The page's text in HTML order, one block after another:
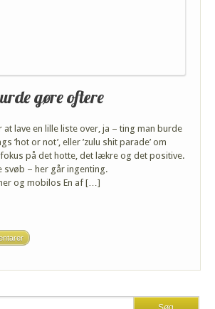
gøre oftere
at lave en lille liste over, ja – ting man burde
’hot or not’, eller ’zulu shit parade’ om
på det hotte, det lækre og det positive.
svøb – her går ingenting.
og mobilos En af […]